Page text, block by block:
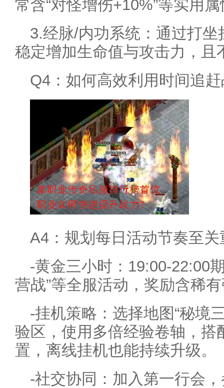
常含“对怪增伤+10%”等实用
3.经脉/内功系统：通过打
稳定增加生命值与攻击力，且
Q4：如何高效利用时间追
A4：规划每日活动节奏至关
-黄金三小时：19:00-22:00
营战”等全服活动，奖励含稀
-挂机策略：选择地图“秘境
验区，使用多倍经验卷轴，搭
置，离线挂机也能持续升级。
-社交协同：加入第一行会